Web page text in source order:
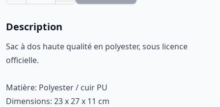
Description
Sac à dos haute qualité en polyester, sous licence
officielle.
Matière: Polyester / cuir PU
Dimensions: 23 x 27 x 11 cm